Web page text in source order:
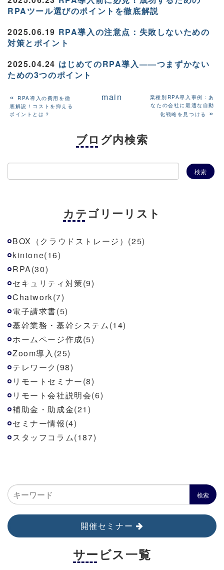
RPAツール選びのポイントを徹底解説
2025.06.19 RPA導入の注意点：失敗しないための
対策とポイント
2025.04.24 はじめてのRPA導入――つまずかない
ための3つのポイント
«
RPA導入の費用を徹
底解説！コストを抑える
ポイントとは？
main
業種別RPA導入事例：あ
なたの会社に最適な自動
化戦略を見つける
»
ブログ内検索
カテゴリーリスト
BOX（クラウドストレージ）(25)
kintone(16)
RPA(30)
セキュリティ対策(9)
Chatwork(7)
電子請求書(5)
基幹業務・基幹システム(14)
ホームページ作成(5)
Zoom導入(25)
テレワーク(98)
リモートセミナー(8)
リモート会社説明会(6)
補助金・助成金(21)
セミナー情報(4)
スタッフコラム(187)
開催セミナー
サービス一覧